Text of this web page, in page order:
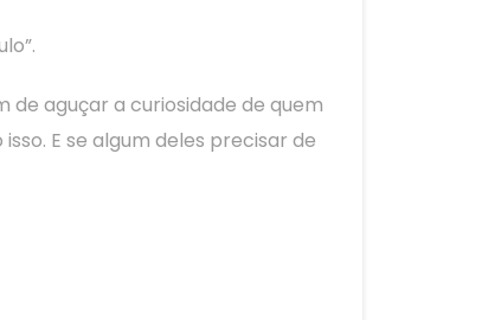
de aguçar a curiosidade de quem
E se algum deles precisar de